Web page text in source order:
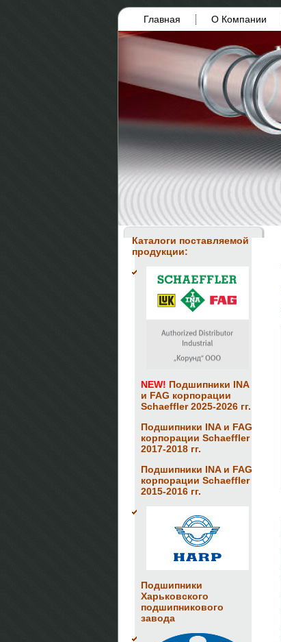
Главная О Компании
Каталоги поставляемой
продукции:
NEW! Подшипники INA
и FAG корпорации
Schaeffler 2025-2026 гг.
Подшипники INA и FAG
корпорации Schaeffler
2017-2018 гг.
Подшипники INA и FAG
корпорации Schaeffler
2015-2016 гг.
Подшипники
Харьковского
подшипникового
завода